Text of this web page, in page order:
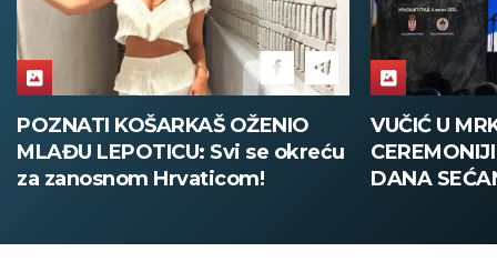
VUČIĆ U MRKONJIĆ GRADU NA
CEREMONIJI OBELEŽAVANJA
DANA SEĆANJA NA STRADALE:
JEDINI PUT
nastavljeni